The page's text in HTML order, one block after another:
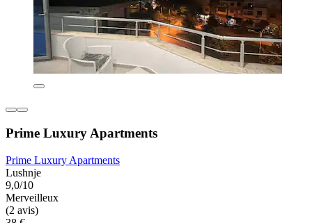
Prime Luxury Apartments
Prime Luxury Apartments
Lushnje
9,0/10
Merveilleux
(2 avis)